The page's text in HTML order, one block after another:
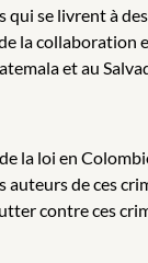
qui se livrent à
la
et au
la loi en
auteurs de ces
contre ces